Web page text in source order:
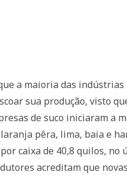
a maioria das
sua produção, visto
de suco iniciaram a
pêra, lima, baia e
caixa de 40,8 quilos, no
acreditam que